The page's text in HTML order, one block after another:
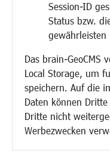
Session-ID
Status bzw.
gewährleisten
Das brain-GeoCMS
Local Storage, um
speichern. Auf die
Daten können
Dritte nicht
Werbezwecken
Bauen/Umwelt/
Bebauungsplanung
Verkehr/Mobilität
Glasfaserausbau
Aktuelle Baustellen
Paddelteich
CINDY S
Kultur/Freizeit/